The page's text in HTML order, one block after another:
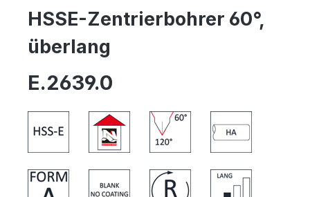
HSSE-Zentrierbohrer 60°,
überlang
E.2639.0